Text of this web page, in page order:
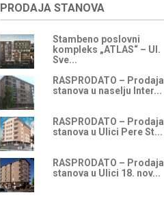
PRODAJA STANOVA
Stambeno poslovni
kompleks „ATLAS“ – Ul.
Sve...
RASPRODATO – Prodaja
stanova u naselju Inter...
RASPRODATO – Prodaja
stanova u Ulici Pere St...
RASPRODATO – Prodaja
stanova u Ulici 18. nov...